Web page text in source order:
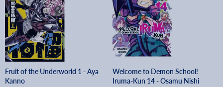
Fruit of the Underworld 1 - Aya
Kanno
Welcome to Demon School!
Iruma-Kun 14 - Osamu Nishi